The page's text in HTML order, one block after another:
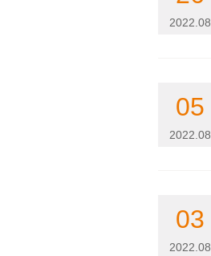
2022.08
05
2022.08
03
2022.08